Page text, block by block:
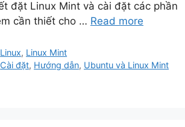
đặt Linux Mint và cài đặt các phần
cần thiết cho … Read more
Categories
Linux, Linux Mint
Tags
Cài đặt, Hướng dẫn, Ubuntu và Linux Mint